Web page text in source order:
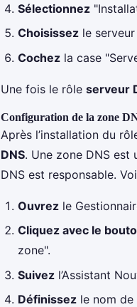
Sélectionnez
Choisissez le
Cochez la case
Une fois le rôle serveur
Configuration de la zone
Après l’installation du
DNS. Une zone DNS est
DNS est responsable.
Ouvrez le
Cliquez avec le
zone".
Suivez l’Assistant
Définissez le nom